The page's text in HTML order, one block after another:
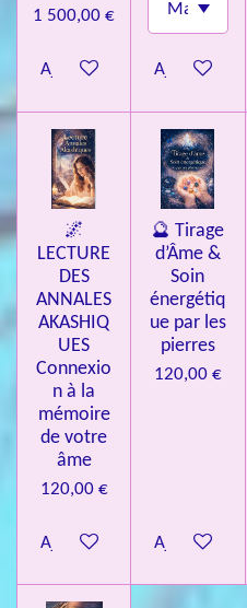
1 500,00 €
Ajouter au panierAjouter au
🌌
LECTURE
DES
ANNALES
AKASHIQ
UES
Connexio
n à la
mémoire
de votre
âme
120,00 €
Ajouter au panier
🔮 Tirage
d’Âme &
Soin
énergétiq
ue par les
pierres
120,00 €
Ajouter au